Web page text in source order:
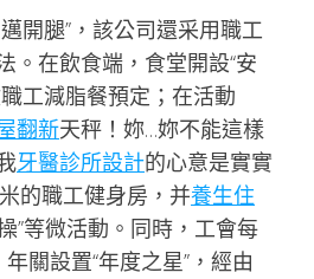
開腿”，該公司還采用職工
。在飲食端，食堂開設“安
工減脂餐預定；在活動
翻新天秤！妳…妳不能這樣
牙醫診所設計的心意是實實
的職工健身房，并養生住
”等微活動。同時，工會每
關設置“年度之星”，經由